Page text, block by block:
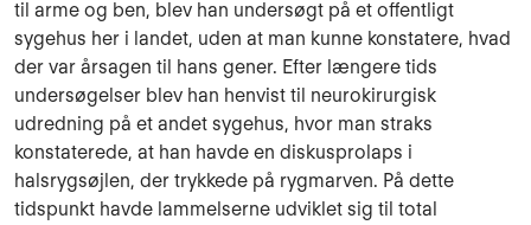
til arme og ben, blev han un­dersøgt på et offentligt
sygehus her i landet, uden at man kunne konstatere, hvad
der var årsagen til hans gener. Efter længere tids
undersøgelser blev han henvist til neurokirur­gisk
udredning på et andet sygehus, hvor man straks
konstaterede, at han havde en diskusprolaps i
halsrygsøjlen, der trykkede på rygmarven. På dette
tidspunkt havde lammelserne udviklet sig til total